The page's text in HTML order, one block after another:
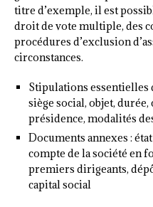
titre d’exemple, il est
droit de vote multiple, des
procédures d’exclusion
circonstances.
Stipulations essentielles
siège social, objet,
présidence, modalités
Documents annexes :
compte de la société en
premiers dirigeants,
capital social